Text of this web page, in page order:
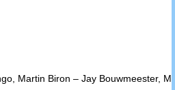
Martin Biron – Jay Bouwmeester,